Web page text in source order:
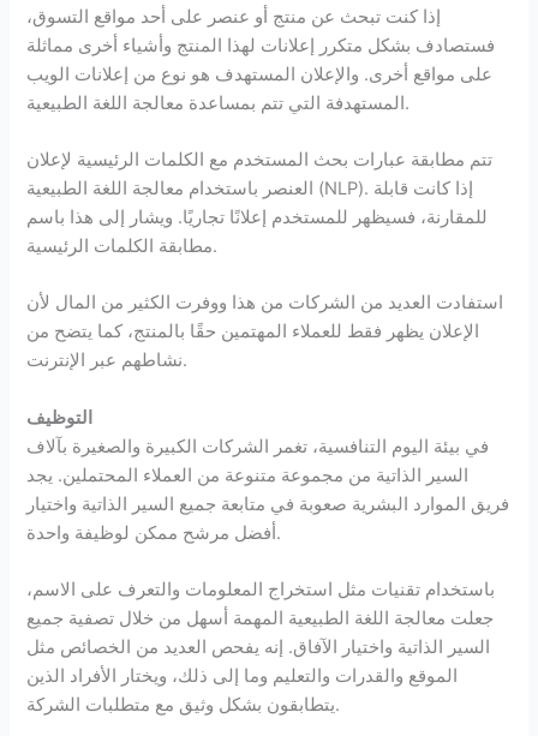
إذا كنت تبحث عن منتج أو عنصر على أحد مواقع التسوق،
فستصادف بشكل متكرر إعلانات لهذا المنتج وأشياء أخرى مماثلة
على مواقع أخرى. والإعلان المستهدف هو نوع من إعلانات الويب
المستهدفة التي تتم بمساعدة معالجة اللغة الطبيعية.
تتم مطابقة عبارات بحث المستخدم مع الكلمات الرئيسية لإعلان
العنصر باستخدام معالجة اللغة الطبيعية (NLP). إذا كانت قابلة
للمقارنة، فسيظهر للمستخدم إعلانًا تجاريًا. ويشار إلى هذا باسم
مطابقة الكلمات الرئيسية.
استفادت العديد من الشركات من هذا ووفرت الكثير من المال لأن
الإعلان يظهر فقط للعملاء المهتمين حقًا بالمنتج، كما يتضح من
نشاطهم عبر الإنترنت.
التوظيف
في بيئة اليوم التنافسية، تغمر الشركات الكبيرة والصغيرة بآلاف
السير الذاتية من مجموعة متنوعة من العملاء المحتملين. يجد
فريق الموارد البشرية صعوبة في متابعة جميع السير الذاتية واختيار
أفضل مرشح ممكن لوظيفة واحدة.
باستخدام تقنيات مثل استخراج المعلومات والتعرف على الاسم،
جعلت معالجة اللغة الطبيعية المهمة أسهل من خلال تصفية جميع
السير الذاتية واختيار الآفاق. إنه يفحص العديد من الخصائص مثل
الموقع والقدرات والتعليم وما إلى ذلك، ويختار الأفراد الذين
يتطابقون بشكل وثيق مع متطلبات الشركة.